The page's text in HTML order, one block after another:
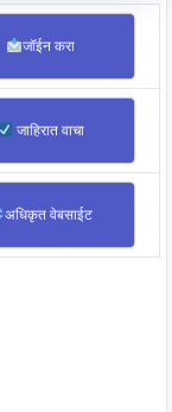
जॉईन करा
जाहिरात वाचा
अधिकृत वेबसाईट